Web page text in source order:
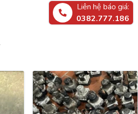
Liên hệ báo giá:
0382.777.186